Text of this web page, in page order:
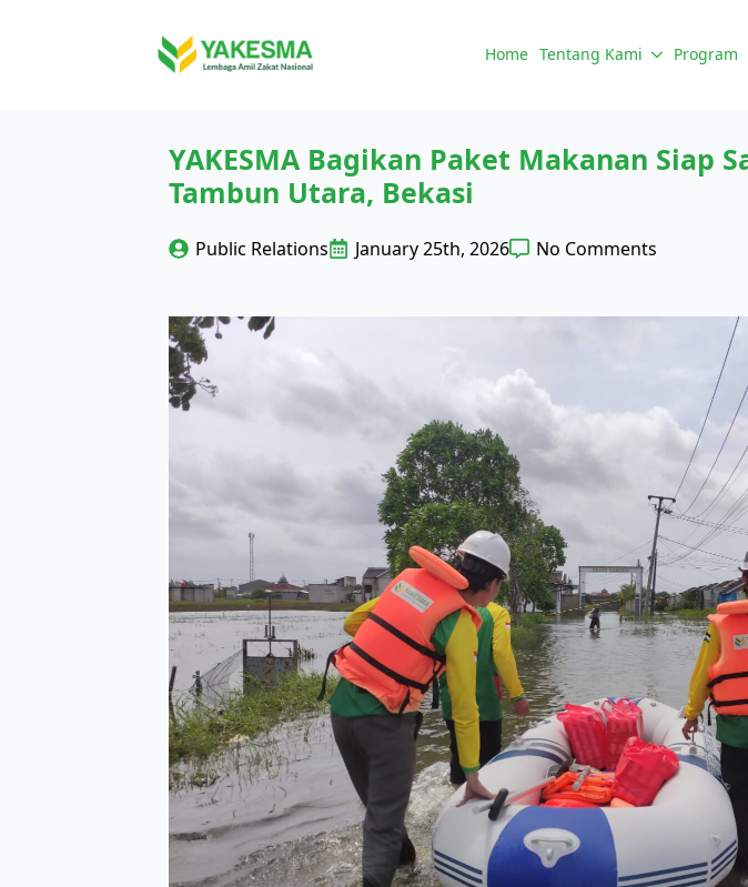
Home Tentang Kami Program
YAKESMA Bagikan Paket Makanan Siap
Tambun Utara, Bekasi
Public Relations January 25th, 2026 No Comments